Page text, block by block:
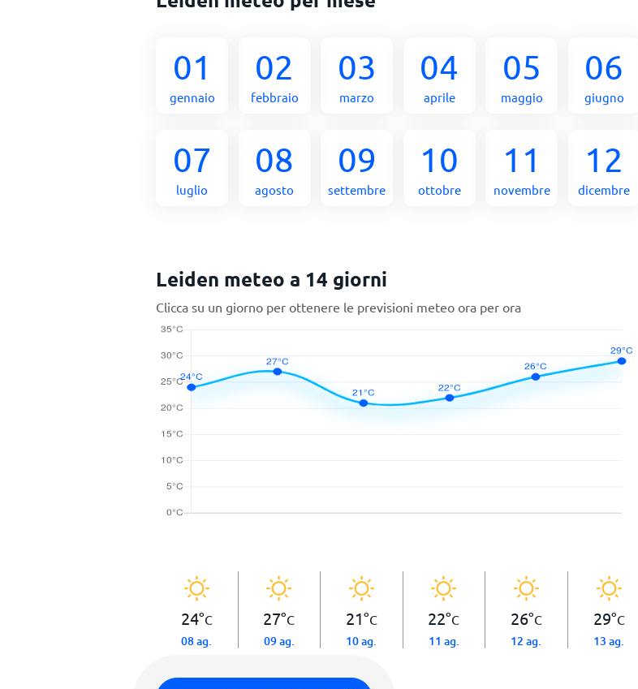
01
gennaio
02
febbraio
03
marzo
04
aprile
05
maggio
06
giugno
07
luglio
08
agosto
09
settembre
10
ottobre
11
novembre
12
dicembre
Leiden meteo a 14 giorni
Clicca su un giorno per ottenere le previsioni meteo ora per ora
24°C
08 ag.
27°C
09 ag.
21°C
10 ag.
22°C
11 ag.
26°C
12 ag.
29°C
13 ag.